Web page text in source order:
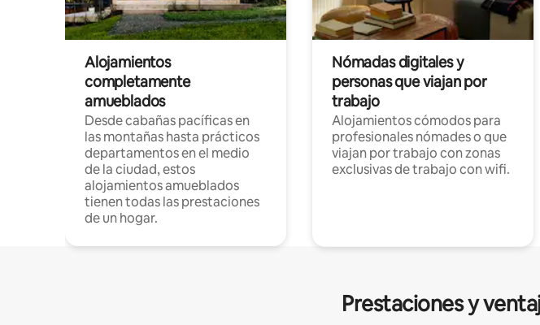
Alojamientos
completamente
amueblados
Desde cabañas pacíficas en
las montañas hasta prácticos
departamentos en el medio
de la ciudad, estos
alojamientos amueblados
tienen todas las prestaciones
de un hogar.
Nómadas digitales y
personas que viajan por
trabajo
Alojamientos cómodos para
profesionales nómades o que
viajan por trabajo con zonas
exclusivas de trabajo con wifi.
Prestaciones y